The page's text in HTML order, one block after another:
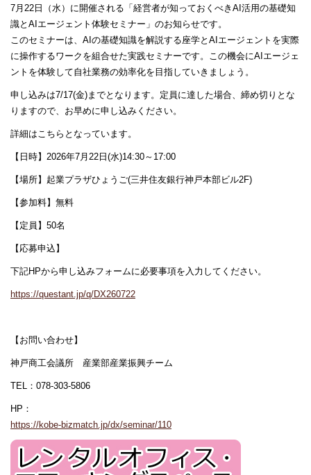
7月22日（水）に開催される「経営者が知っておくべきAI活用の基礎知
識とAIエージェント体験セミナー」のお知らせです。
このセミナーは、AIの基礎知識を解説する座学とAIエージェントを実際
に操作するワークを組合せた実践セミナーです。この機会にAIエージェ
ントを体験して自社業務の効率化を目指していきましょう。
申し込みは7/17(金)までとなります。定員に達した場合、締め切りとな
りますので、お早めに申し込みください。
詳細はこちらとなっています。
【日時】2026年7月22日(水)14:30～17:00
【場所】起業プラザひょうご(三井住友銀行神戸本部ビル2F)
【参加料】無料
【定員】50名
【応募申込】
下記HPから申し込みフォームに必要事項を入力してください。
https://questant.jp/q/DX260722
【お問い合わせ】
神戸商工会議所 産業部産業振興チーム
TEL：078-303-5806
HP：
https://kobe-bizmatch.jp/dx/seminar/110